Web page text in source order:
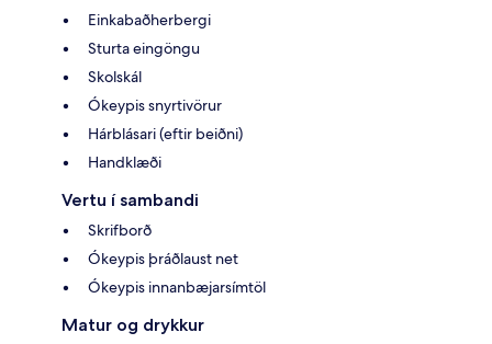
Einkabaðherbergi
Sturta eingöngu
Skolskál
Ókeypis snyrtivörur
Hárblásari (eftir beiðni)
Handklæði
Vertu í sambandi
Skrifborð
Ókeypis þráðlaust net
Ókeypis innanbæjarsímtöl
Matur og drykkur